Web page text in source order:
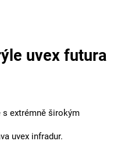
uvex futura
s extrémně širokým
uvex infradur.